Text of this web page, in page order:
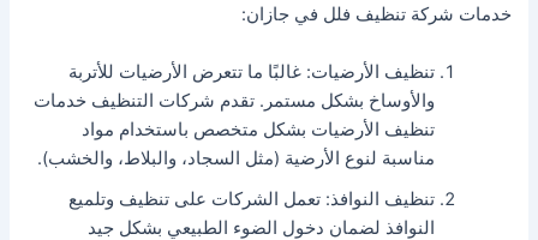
خدمات شركة تنظيف فلل في جازان:
تنظيف الأرضيات: غالبًا ما تتعرض الأرضيات للأتربة
والأوساخ بشكل مستمر. تقدم شركات التنظيف خدمات
تنظيف الأرضيات بشكل متخصص باستخدام مواد
مناسبة لنوع الأرضية (مثل السجاد، والبلاط، والخشب).
تنظيف النوافذ: تعمل الشركات على تنظيف وتلميع
النوافذ لضمان دخول الضوء الطبيعي بشكل جيد